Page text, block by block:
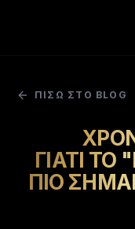
ΠΙΣΩ ΣΤΟ BLOG
ΓΙΑΤΙ ΤΟ
ΠΙΟ